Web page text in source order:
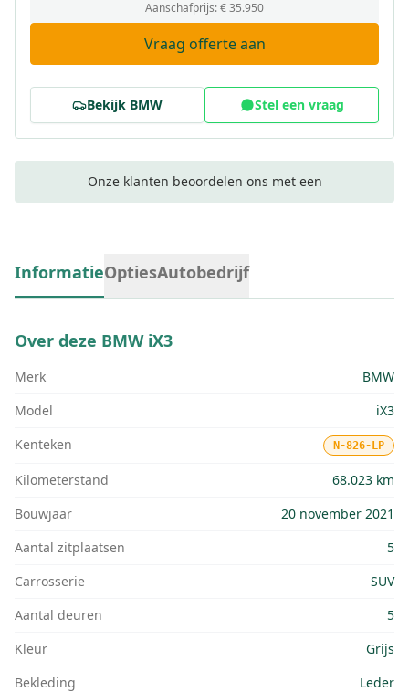
Aanschafprijs:€ 35.950
Vraag offerte aan
Bekijk BMW Stel een vraag
Onze klanten beoordelen ons met een
InformatieOptiesAutobedrijf
Over deze BMW iX3
Merk
BMW
Model
iX3
Kenteken
N-826-LP
Kilometerstand
68.023 km
Bouwjaar
20 november 2021
Aantal zitplaatsen
5
Carrosserie
SUV
Aantal deuren
5
Kleur
Grijs
Bekleding
Leder